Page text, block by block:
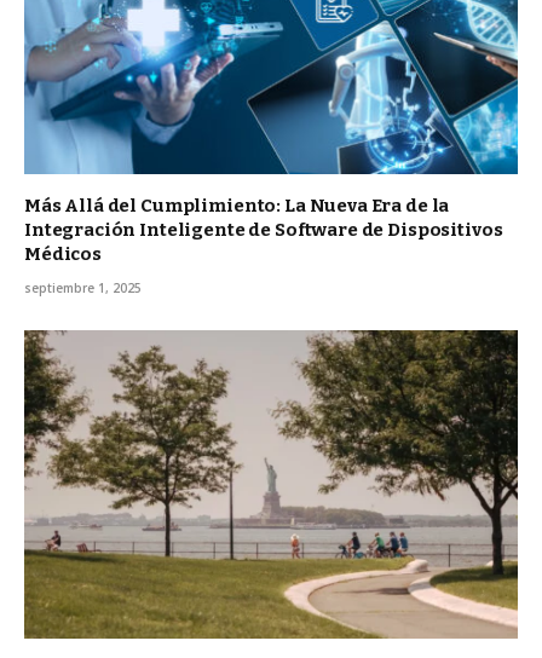
Más Allá del Cumplimiento: La Nueva Era de la
Integración Inteligente de Software de Dispositivos
Médicos
septiembre 1, 2025